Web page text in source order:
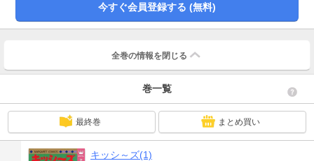
今すぐ会員登録する (無料)
全巻の情報を 閉じる
巻一覧
最終巻 まとめ買い
キッシ～ズ(1)